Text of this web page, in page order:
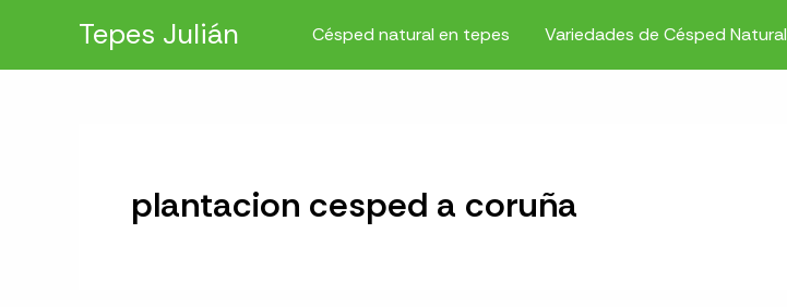
contenido
Tepes Julián Césped natural en tepes Variedades de Césped Natural
plantacion cesped a coruña